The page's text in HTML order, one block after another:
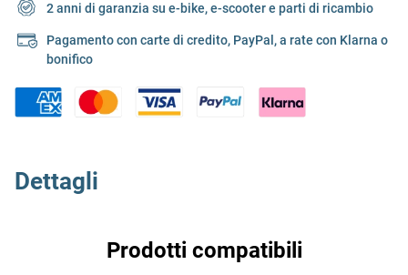
2 anni di garanzia su e-bike, e-scooter e parti di ricambio
Pagamento con carte di credito, PayPal, a rate con Klarna o
bonifico
Dettagli
Prodotti compatibili